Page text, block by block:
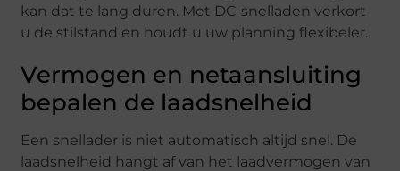
kan dat te lang duren. Met DC-snelladen verkort
u de stilstand en houdt u uw planning flexibeler.
Vermogen en netaansluiting
bepalen de laadsnelheid
Een snellader is niet automatisch altijd snel. De
laadsnelheid hangt af van het laadvermogen van